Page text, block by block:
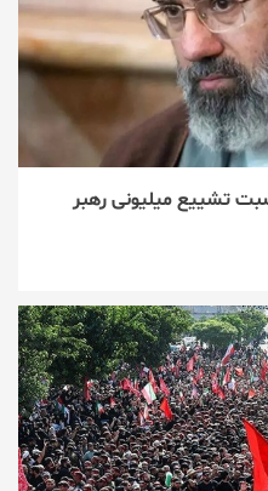
تشییع میلیونی رهبر